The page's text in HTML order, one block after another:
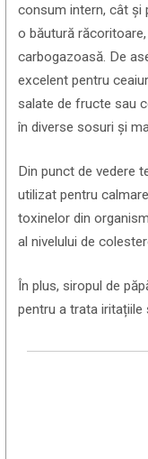
consum intern, cât și
o băutură
carbogazoasă. De
excelent pentru
salate de fructe sau
în diverse sosuri și
Din punct de vedere
utilizat pentru
toxinelor din
al nivelului de
În plus, siropul de
pentru a trata iritațiile